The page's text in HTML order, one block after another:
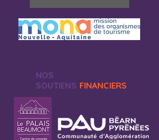
NOS
SOUTIENS FINANCIERS